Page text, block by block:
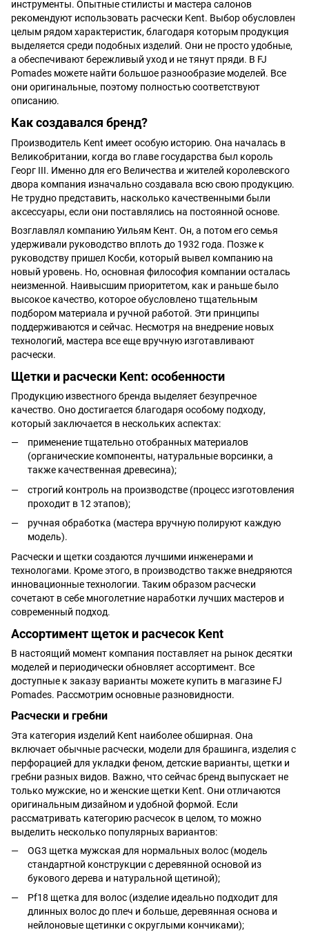
инструменты. Опытные стилисты и мастера салонов
рекомендуют использовать расчески Kent. Выбор обусловлен
целым рядом характеристик, благодаря которым продукция
выделяется среди подобных изделий. Они не просто удобные,
а обеспечивают бережливый уход и не тянут пряди. В FJ
Pomades можете найти большое разнообразие моделей. Все
они оригинальные, поэтому полностью соответствуют
описанию.
Как создавался бренд?
Производитель Kent имеет особую историю. Она началась в
Великобритании, когда во главе государства был король
Георг III. Именно для его Величества и жителей королевского
двора компания изначально создавала всю свою продукцию.
Не трудно представить, насколько качественными были
аксессуары, если они поставлялись на постоянной основе.
Возглавлял компанию Уильям Кент. Он, а потом его семья
удерживали руководство вплоть до 1932 года. Позже к
руководству пришел Косби, который вывел компанию на
новый уровень. Но, основная философия компании осталась
неизменной. Наивысшим приоритетом, как и раньше было
высокое качество, которое обусловлено тщательным
подбором материала и ручной работой. Эти принципы
поддерживаются и сейчас. Несмотря на внедрение новых
технологий, мастера все еще вручную изготавливают
расчески.
Щетки и расчески Kent: особенности
Продукцию известного бренда выделяет безупречное
качество. Оно достигается благодаря особому подходу,
который заключается в нескольких аспектах:
применение тщательно отобранных материалов
(органические компоненты, натуральные ворсинки, а
также качественная древесина);
строгий контроль на производстве (процесс изготовления
проходит в 12 этапов);
ручная обработка (мастера вручную полируют каждую
модель).
Расчески и щетки создаются лучшими инженерами и
технологами. Кроме этого, в производство также внедряются
инновационные технологии. Таким образом расчески
сочетают в себе многолетние наработки лучших мастеров и
современный подход.
Ассортимент щеток и расчесок Kent
В настоящий момент компания поставляет на рынок десятки
моделей и периодически обновляет ассортимент. Все
доступные к заказу варианты можете купить в магазине FJ
Pomades. Рассмотрим основные разновидности.
Расчески и гребни
Эта категория изделий Kent наиболее обширная. Она
включает обычные расчески, модели для брашинга, изделия с
перфорацией для укладки феном, детские варианты, щетки и
гребни разных видов. Важно, что сейчас бренд выпускает не
только мужские, но и женские щетки Kent. Они отличаются
оригинальным дизайном и удобной формой. Если
рассматривать категорию расчесок в целом, то можно
выделить несколько популярных вариантов:
OG3 щетка мужская для нормальных волос (модель
стандартной конструкции с деревянной основой из
букового дерева и натуральной щетиной);
Pf18 щетка для волос (изделие идеально подходит для
длинных волос до плеч и больше, деревянная основа и
нейлоновые щетинки с округлыми кончиками);